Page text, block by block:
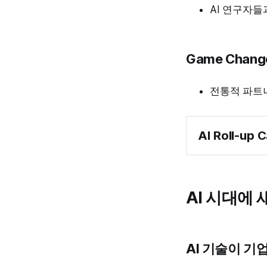
AI 연구자들
Game
전통적 파트
AI Roll-up
Exit 전제로 한
AI 시대에
AI 기술이 기